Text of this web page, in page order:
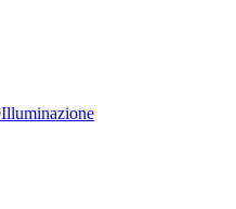
Illuminazione